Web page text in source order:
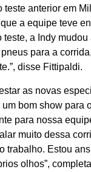
teste anterior em
a equipe teve
a Indy mudou
para a
disse Fittipaldi.
as novas
bom show para
para nossa
muito dessa
trabalho. Estou
olhos”,